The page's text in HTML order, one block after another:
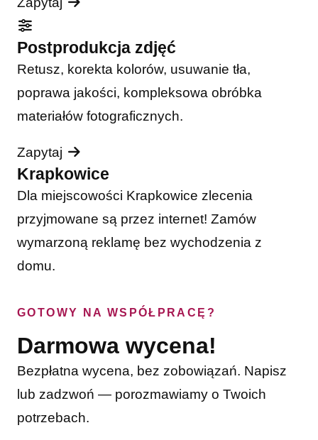
Postprodukcja zdjęć
Retusz, korekta kolorów, usuwanie tła,
poprawa jakości, kompleksowa obróbka
materiałów fotograficznych.
Zapytaj
Krapkowice
Dla miejscowości Krapkowice zlecenia
przyjmowane są przez internet! Zamów
wymarzoną reklamę bez wychodzenia z
domu.
GOTOWY NA WSPÓŁPRACĘ?
Darmowa wycena!
Bezpłatna wycena, bez zobowiązań. Napisz
lub zadzwoń — porozmawiamy o Twoich
potrzebach.